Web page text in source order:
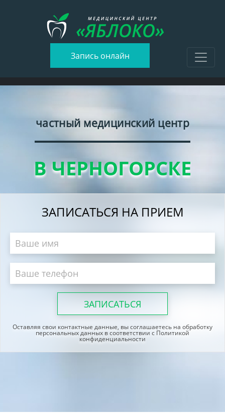
Запись онлайн
частный медицинский центр
В ЧЕРНОГОРСКЕ
ЗАПИСАТЬСЯ НА ПРИЕМ
Оставляя свои контактные данные, вы соглашаетесь на обработку
персональных данных в соответствии с Политикой
конфиденциальности